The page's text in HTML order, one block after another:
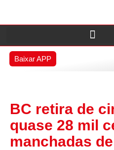
Baixar APP
BC retira de
quase 28 mil
manchadas